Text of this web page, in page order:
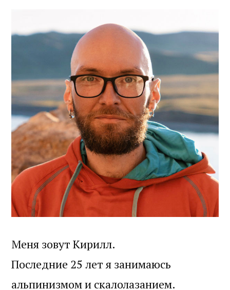
Меня зовут Кирилл.
Последние 25 лет я занимаюсь
альпинизмом и скалолазанием.